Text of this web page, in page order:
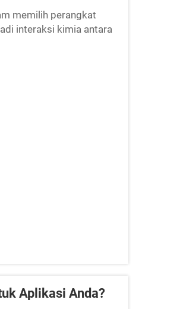
memilih perangkat
interaksi kimia antara
Aplikasi Anda?